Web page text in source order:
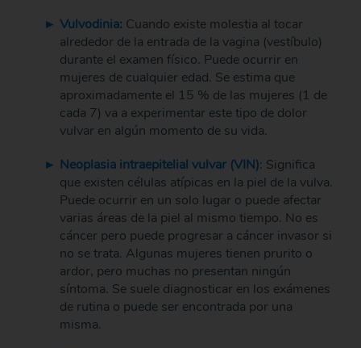
Vulvodinia: Cuando existe molestia al tocar
alrededor de la entrada de la vagina (vestíbulo)
durante el examen físico. Puede ocurrir en
mujeres de cualquier edad. Se estima que
aproximadamente el 15 % de las mujeres (1 de
cada 7) va a experimentar este tipo de dolor
vulvar en algún momento de su vida.
Neoplasia intraepitelial vulvar (VIN): Significa
que existen células atípicas en la piel de la vulva.
Puede ocurrir en un solo lugar o puede afectar
varias áreas de la piel al mismo tiempo. No es
cáncer pero puede progresar a cáncer invasor si
no se trata. Algunas mujeres tienen prurito o
ardor, pero muchas no presentan ningún
síntoma. Se suele diagnosticar en los exámenes
de rutina o puede ser encontrada por una
misma.